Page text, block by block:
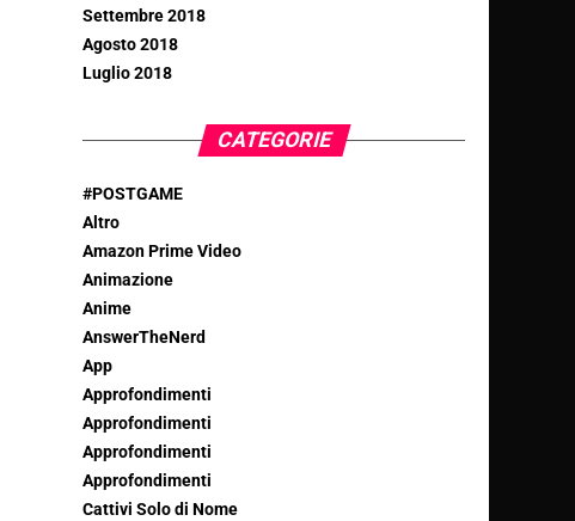
Settembre 2018
Agosto 2018
Luglio 2018
CATEGORIE
#POSTGAME
Altro
Amazon Prime Video
Animazione
Anime
AnswerTheNerd
App
Approfondimenti
Approfondimenti
Approfondimenti
Approfondimenti
Cattivi Solo di Nome